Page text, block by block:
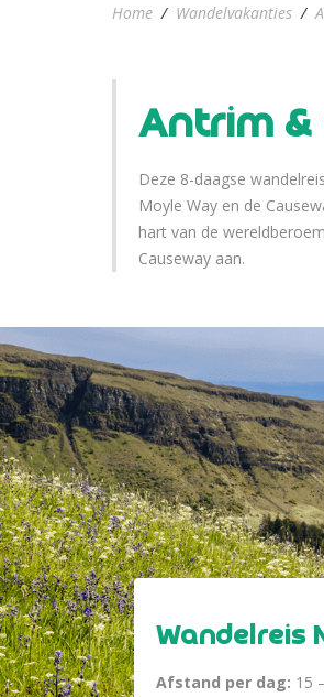
Home / Wandelvakanties /
Antrim &
Deze 8-daagse
Moyle Way en de
hart van de
Causeway aan.
Wandelreis
Afstand per dag: 15